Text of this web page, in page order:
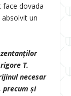
face dovada
un
T.
necesar
precum și